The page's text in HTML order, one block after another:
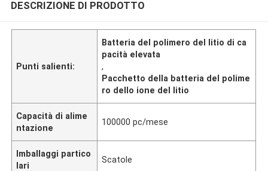
DESCRIZIONE DI PRODOTTO
Punti salienti:
Batteria del polimero del litio di ca
pacità elevata
,
Pacchetto della batteria del polime
ro dello ione del litio
Capacità di alime
ntazione
100000 pc/mese
Imballaggi partico
lari
Scatole